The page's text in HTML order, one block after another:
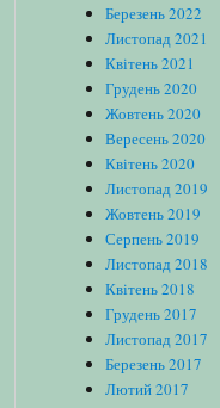
Березень 2022
Листопад 2021
Квітень 2021
Грудень 2020
Жовтень 2020
Вересень 2020
Квітень 2020
Листопад 2019
Жовтень 2019
Серпень 2019
Листопад 2018
Квітень 2018
Грудень 2017
Листопад 2017
Березень 2017
Лютий 2017